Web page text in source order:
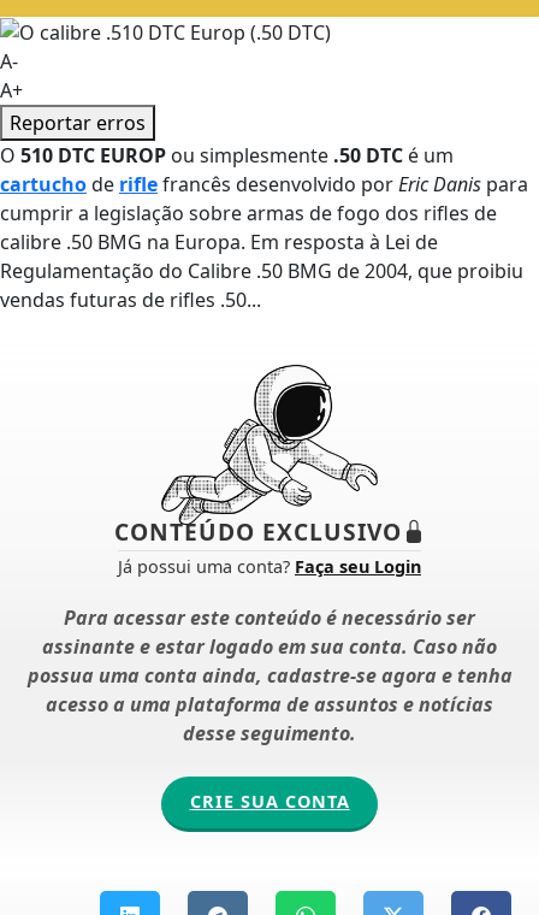
A-
A+
Reportar erros
O 510 DTC EUROP ou simplesmente .50 DTC é um
cartuchode riflefrancês desenvolvido porEric Danis para
cumprir a legislação sobre armas de fogo dos rifles de
calibre .50 BMG na Europa. Em resposta à Lei de
Regulamentação do Calibre .50 BMG de 2004, que proibiu
vendas futuras de rifles .50...
CONTEÚDO EXCLUSIVO
Já possui uma conta? Faça seu Login
Para acessar este conteúdo é necessário ser
assinante e estar logado em sua conta. Caso não
possua uma conta ainda, cadastre-se agora e tenha
acesso a uma plataforma de assuntos e notícias
desse seguimento.
CRIE SUA CONTA